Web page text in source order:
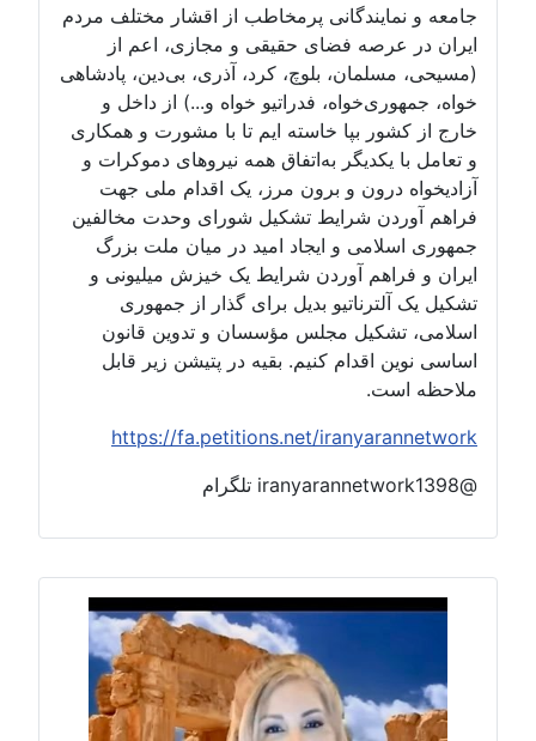
و نمایندگانی پرمخاطب از اقشار مختلف مردم
در عرصه فضای حقیقی و مجازی، اعم از
مسلمان، بلوچ، کرد، آذری، بی‌دین، پادشاهی
جمهوری‌خواه، فدراتیو خواه و...) از داخل و
از کشور بپا خاسته ایم تا با مشورت و همکاری
تعامل با یکدیگر به‌اتفاق همه نیروهای دموکرات و
درون و برون مرز، یک اقدام ملی جهت
آوردن شرایط تشکیل شورای وحدت مخالفین
اسلامی و ایجاد امید در میان ملت بزرگ
و فراهم آوردن شرایط یک خیزش میلیونی و
یک آلترناتیو بدیل برای گذار از جمهوری
تشکیل مجلس مؤسسان و تدوین قانون
نوین اقدام کنیم. بقیه در پتیشن زیر قابل
است.
https://fa.petitions.net/